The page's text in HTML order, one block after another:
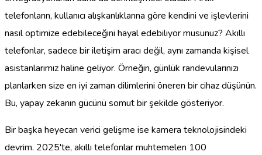
telefonların, kullanıcı alışkanlıklarına göre kendini ve işlevlerini
nasıl optimize edebileceğini hayal edebiliyor musunuz? Akıllı
telefonlar, sadece bir iletişim aracı değil, aynı zamanda kişisel
asistanlarımız haline geliyor. Örneğin, günlük randevularınızı
planlarken size en iyi zaman dilimlerini öneren bir cihaz düşünün.
Bu, yapay zekanın gücünü somut bir şekilde gösteriyor.
Bir başka heyecan verici gelişme ise kamera teknolojisindeki
devrim. 2025'te, akıllı telefonlar muhtemelen 100